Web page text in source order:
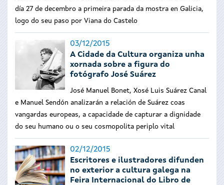
día 27 de decembro a primeira parada da mostra en Galicia,
logo do seu paso por Viana do Castelo
03/12/2015
A Cidade da Cultura organiza unha
xornada sobre a figura do
fotógrafo José Suárez
José Manuel Bonet, Xosé Luis Suárez Canal
e Manuel Sendón analizarán a relación de Suárez coas
vangardas europeas, a capacidade de capturar a dignidade
do seu humano ou o seu cosmopolita periplo vital
02/12/2015
Escritores e ilustradores difunden
no exterior a cultura galega na
Feira Internacional do Libro de